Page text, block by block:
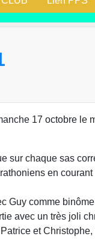
17 octobre le
sur chaque sas
en
Guy comme
avec un très joli
et